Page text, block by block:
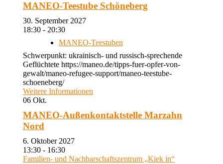
MANEO-Teestube Schöneberg
30. September 2027
18:30 - 20:30
MANEO-Teestuben
Schwerpunkt: ukrainisch- und russisch-sprechende
Geflüchtete https://maneo.de/tipps-fuer-opfer-von-
gewalt/maneo-refugee-support/maneo-teestube-
schoeneberg/
Weitere Informationen
06 Okt.
MANEO-Außenkontaktstelle Marzahn
Nord
6. Oktober 2027
13:30 - 16:30
Familien- und Nachbarschaftszentrum „Kiek in“